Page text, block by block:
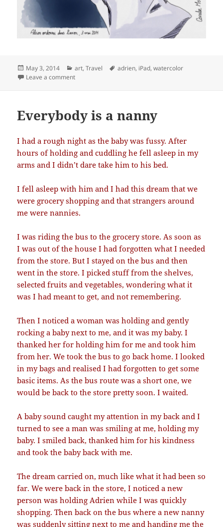
Posted
on
May 3, 2014 Categories
art,Travel Tags
adrien, iPad,watercolor
Leave a commenton #sketch: Adrien endormi dans l’avion
Everybody is a nanny
I had a rough night as the baby was fussy. After
hours of holding and cuddling he fell asleep in my
arms and I didn’t dare take him to his bed.
I fell asleep with him and I had this dream that we
were grocery shopping and that strangers around
me were nannies.
I was riding the bus to the grocery store. As soon as
I was out of the house I had forgotten what I needed
from the store. But I stayed on the bus and then
went in the store. I picked stuff from the shelves,
selected fruits and vegetables, wondering what it
was I had meant to get, and not remembering.
Then I noticed a woman was holding and gently
rocking a baby next to me, and it was my baby. I
thanked her for holding him for me and took him
from her. We took the bus to go back home. I looked
in my bags and realised I had forgotten to get some
basic items. As the bus route was a short one, we
would be back to the store pretty soon. I waited.
A baby sound caught my attention in my back and I
turned to see a man was smiling at me, holding my
baby. I smiled back, thanked him for his kindness
and took the baby back with me.
The dream carried on, much like what it had been so
far. We were back in the store, I noticed a new
person was holding Adrien while I was quickly
shopping. Then back on the bus where a new nanny
was suddenly sitting next to me and handing me the